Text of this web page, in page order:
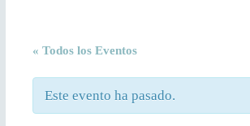
« Todos los Eventos
Este evento ha pasado.